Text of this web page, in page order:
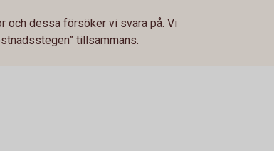
och dessa försöker vi svara på. Vi
tillsammans.